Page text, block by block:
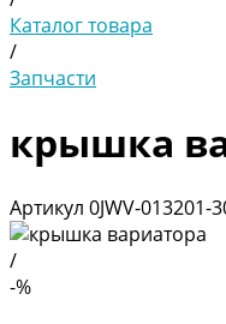
Каталог товара
/
Запчасти
крышка
Артикул 0JWV-013201-
/
-%